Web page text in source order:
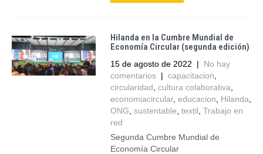
Hilanda en la Cumbre Mundial de
Economía Circular (segunda edición)
15 de agosto de 2022 | No hay
comentarios | capacitacion
circularidad cultura colaborativa
economiacircular, educacion Hilanda
ONG sustentable textil Trabajo en
red
Segunda Cumbre Mundial de
Economía Circular